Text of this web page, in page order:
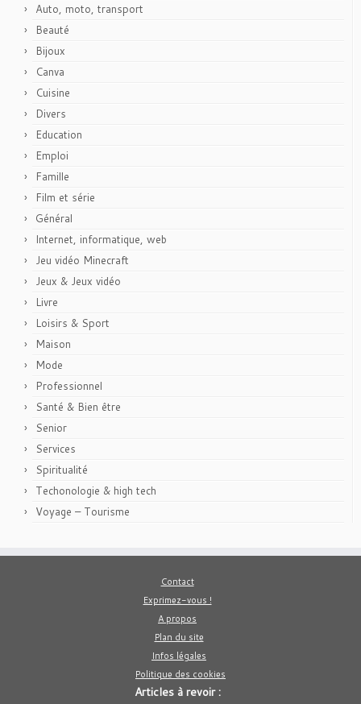
Auto, moto, transport
Beauté
Bijoux
Canva
Cuisine
Divers
Education
Emploi
Famille
Film et série
Général
Internet, informatique, web
Jeu vidéo Minecraft
Jeux & Jeux vidéo
Livre
Loisirs & Sport
Maison
Mode
Professionnel
Santé & Bien être
Senior
Services
Spiritualité
Techonologie & high tech
Voyage – Tourisme
Contact
Exprimez-vous !
A propos
Plan du site
Infos légales
Politique des cookies
Articles à revoir :